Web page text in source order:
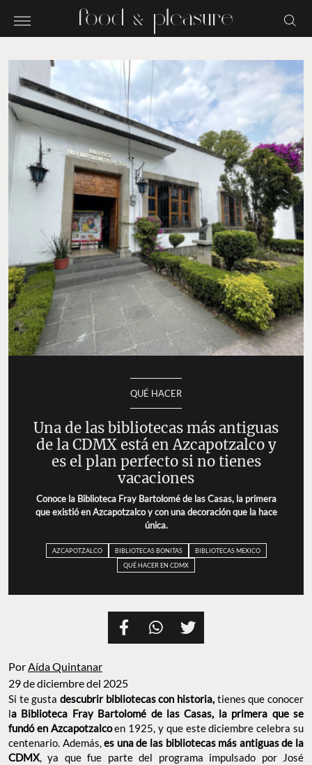
QUÉ HACER
Una de las bibliotecas más antiguas
de la CDMX está en Azcapotzalco y
es el plan perfecto si no tienes
vacaciones
Conoce la Biblioteca Fray Bartolomé de las Casas, la primera
que existió en Azcapotzalco y con una decoración que la hace
única.
AZCAPOTZALCO BIBLIOTECAS BONITAS
BIBLIOTECAS MEXICO
QUÉ HACER EN CDMX
PorAída Quintanar
29 de diciembre del 2025
Si te gusta descubrir bibliotecas con historia, tienes que conocer
la Biblioteca Fray Bartolomé de las Casas, la primera que se
fundó en Azcapotzalcoen 1925, y que este diciembre celebra su
centenario. Además,es una de las bibliotecas más antiguas de la
CDMX, ya que fue parte del programa impulsado por José